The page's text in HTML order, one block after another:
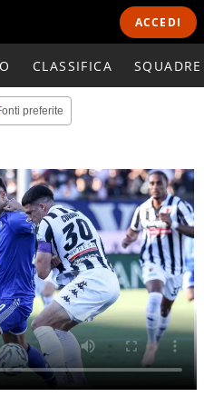
ACCEDI
CLASSIFICA SQUADRE
preferite